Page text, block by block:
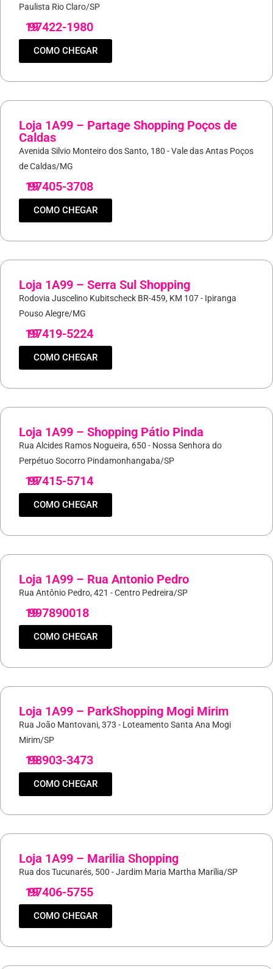
Paulista Rio Claro/SP
19
97422-1980
COMO CHEGAR
Loja 1A99 – Partage Shopping Poços de
Caldas
Avenida Silvio Monteiro dos Santo, 180 - Vale das Antas Poços
de Caldas/MG
19
97405-3708
COMO CHEGAR
Loja 1A99 – Serra Sul Shopping
Rodovia Juscelino Kubitscheck BR-459, KM 107 - Ipiranga
Pouso Alegre/MG
19
97419-5224
COMO CHEGAR
Loja 1A99 – Shopping Pátio Pinda
Rua Alcides Ramos Nogueira, 650 - Nossa Senhora do
Perpétuo Socorro Pindamonhangaba/SP
19
97415-5714
COMO CHEGAR
Loja 1A99 – Rua Antonio Pedro
Rua Antônio Pedro, 421 - Centro Pedreira/SP
19
997890018
COMO CHEGAR
Loja 1A99 – ParkShopping Mogi Mirim
Rua João Mantovani, 373 - Loteamento Santa Ana Mogi
Mirim/SP
19
98903-3473
COMO CHEGAR
Loja 1A99 – Marilia Shopping
Rua dos Tucunarés, 500 - Jardim Maria Martha Marília/SP
19
97406-5755
COMO CHEGAR